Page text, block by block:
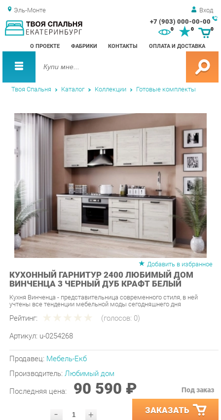
Эль-Монте Вход
+7 (903) 000-00-00
О ПРОЕКТЕ ФАБРИКИ КОНТАКТЫ ОПЛАТА И ДОСТАВКА
0 0
Твоя Спальня Каталог Коллекции Готовые комплекты
Добавить в избранное
КУХОННЫЙ ГАРНИТУР 2400 ЛЮБИМЫЙ ДОМ
ВИНЧЕНЦА 3 ЧЕРНЫЙ ДУБ КРАФТ БЕЛЫЙ
Кухня Винченца - представительница современного стиля, в ней
Рейтинг: (голосов: 0)
Артикул: u-0254268
Производитель:Любимый дом
Последняя цена: 90 590 ₽
- ЗАКАЗАТЬ